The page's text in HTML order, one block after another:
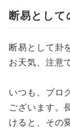
断易として
断易として卦
お天気、注意
いつも、ブロ
ございます。
けると、その